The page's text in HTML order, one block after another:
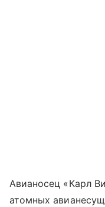
Авианосец «Карл
атомных